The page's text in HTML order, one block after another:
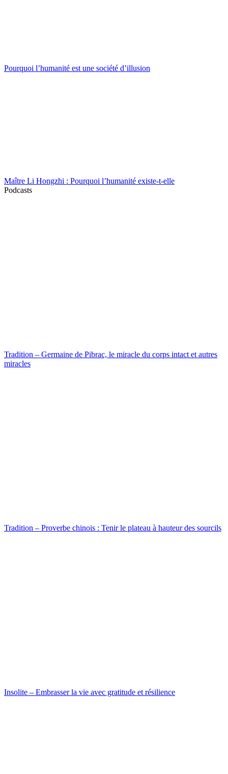
Pourquoi l’humanité est une société d’illusion
Maître Li Hongzhi : Pourquoi l’humanité existe-t-elle
Podcasts
Tradition – Germaine de Pibrac, le miracle du corps intact et autres
miracles
Tradition – Proverbe chinois : Tenir le plateau à hauteur des sourcils
Insolite – Embrasser la vie avec gratitude et résilience